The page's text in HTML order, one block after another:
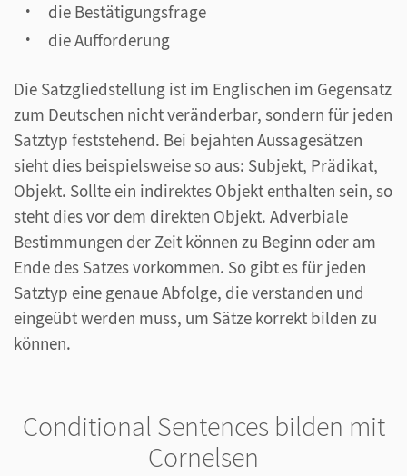
die Bestätigungsfrage
die Aufforderung
Die Satzgliedstellung ist im Englischen im Gegensatz
zum Deutschen nicht veränderbar, sondern für jeden
Satztyp feststehend. Bei bejahten Aussagesätzen
sieht dies beispielsweise so aus: Subjekt, Prädikat,
Objekt. Sollte ein indirektes Objekt enthalten sein, so
steht dies vor dem direkten Objekt. Adverbiale
Bestimmungen der Zeit können zu Beginn oder am
Ende des Satzes vorkommen. So gibt es für jeden
Satztyp eine genaue Abfolge, die verstanden und
eingeübt werden muss, um Sätze korrekt bilden zu
können.
Conditional Sentences bilden mit
Cornelsen